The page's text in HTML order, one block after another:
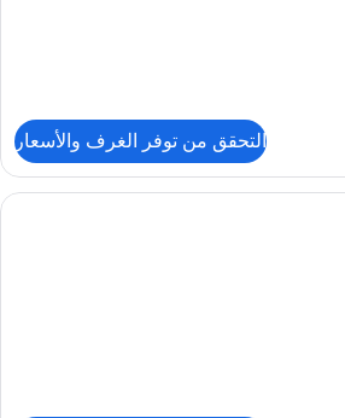
التحقق من توفر الغرف والأسعار
أغطية فراش متميزة وأسرّة بطبقة علوية